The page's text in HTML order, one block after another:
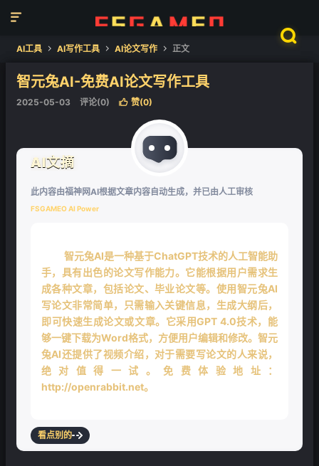


AI工具  AI写作工具  AI论文写作  正文
智元兔AI-免费AI论文写作工具
2025-05-03 评论(0)  赞(0)
AI文摘
此内容由福神网AI根据文章内容自动生成，并已由人工审核
FSGAMEO AI Power
智元兔AI是一种基于ChatGPT技术的人工智能助
手，具有出色的论文写作能力。它能根据用户需求生
成各种文章，包括论文、毕业论文等。使用智元兔AI
写论文非常简单，只需输入关键信息，生成大纲后，
即可快速生成论文或文章。它采用GPT 4.0技术，能
够一键下载为Word格式，方便用户编辑和修改。智元
兔AI还提供了视频介绍，对于需要写论文的人来说，
绝对值得一试。免费体验地址：
http://openrabbit.net。
看点别的